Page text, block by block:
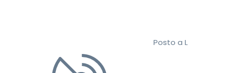
Posto a L